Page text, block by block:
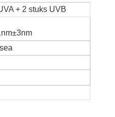
+ 2 stuks UVB